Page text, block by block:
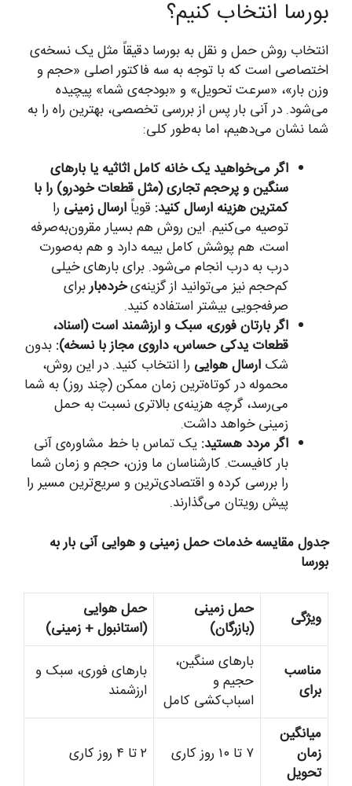
بورسا انتخاب کنیم؟
انتخاب روش حمل و نقل به بورسا دقیقاً مثل یک نسخه‌ی
اختصاصی است که با توجه به سه فاکتور اصلی «حجم و
وزن بار»، «سرعت تحویل» و «بودجه‌ی شما» پیچیده
می‌شود. در آنی بار پس از بررسی تخصصی، بهترین راه را به
شما نشان می‌دهیم، اما به‌طور کلی:
اگر می‌خواهید یک خانه کامل اثاثیه یا بارهای
سنگین و پرحجم تجاری (مثل قطعات خودرو) را با
کمترین هزینه ارسال کنید:قویاً ارسال زمینیرا
توصیه می‌کنیم. این روش هم بسیار مقرون‌به‌صرفه
است، هم پوشش کامل بیمه دارد و هم به‌صورت
درب به درب انجام می‌شود. برای بارهای خیلی
کم‌حجم نیز می‌توانید از گزینه‌یخرده‌باربرای
صرفه‌جویی بیشتر استفاده کنید.
اگر بارتان فوری، سبک و ارزشمند است (اسناد،
قطعات یدکی حساس، داروی مجاز با نسخه):بدون
شک ارسال هواییرا انتخاب کنید. در این روش،
محموله در کوتاه‌ترین زمان ممکن (چند روز) به شما
می‌رسد، گرچه هزینه‌ی بالاتری نسبت به حمل
زمینی خواهد داشت.
اگر مردد هستید:یک تماس با خط مشاوره‌ی آنی
بار کافیست. کارشناسان ما وزن، حجم و زمان شما
را بررسی کرده و اقتصادی‌ترین و سریع‌ترین مسیر را
پیش رویتان می‌گذارند.
جدول مقایسه خدمات حمل زمینی و هوایی آنی بار به
بورسا
ویژگی
حمل زمینی
(بازرگان)
حمل هوایی
(استانبول + زمینی)
مناسب
برای
بارهای سنگین،
حجیم و
اسباب‌کشی کامل
بارهای فوری، سبک و
ارزشمند
میانگین
زمان
تحویل
۷ تا ۱۰ روز کاری ۲ تا ۴ روز کاری